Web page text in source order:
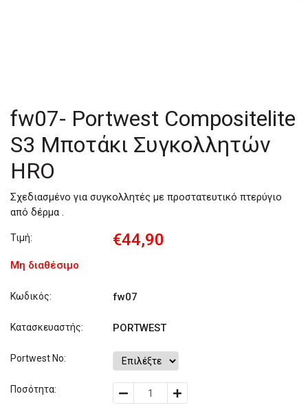
fw07- Portwest Compositelite
S3 Mποτάκι Συγκολλητών
HRO
Σχεδιασμένο για συγκολλητές με προστατευτικό πτερύγιο
από δέρμα .
Τιμή: €44,90
Μη διαθέσιμο
Κωδικός: fw07
Κατασκευαστής: PORTWEST
Portwest No:
Ποσότητα: